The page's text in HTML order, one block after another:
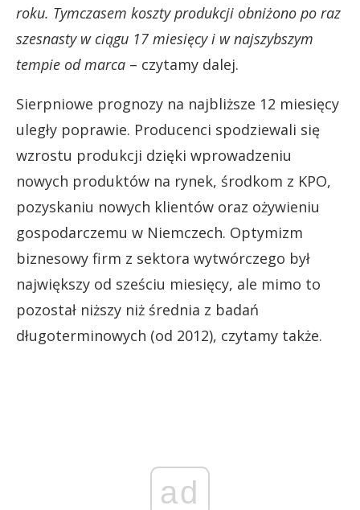
roku. Tymczasem koszty produkcji obniżono po raz
szesnasty w ciągu 17 miesięcy i w najszybszym
tempie od marca – czytamy dalej.
Sierpniowe prognozy na najbliższe 12 miesięcy
uległy poprawie. Producenci spodziewali się
wzrostu produkcji dzięki wprowadzeniu
nowych produktów na rynek, środkom z KPO,
pozyskaniu nowych klientów oraz ożywieniu
gospodarczemu w Niemczech. Optymizm
biznesowy firm z sektora wytwórczego był
największy od sześciu miesięcy, ale mimo to
pozostał niższy niż średnia z badań
długoterminowych (od 2012), czytamy także.
ad